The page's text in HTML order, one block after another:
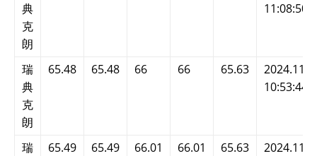
典
克
朗
11:08:50
瑞
典
克
朗
65.48 65.48 66 66 65.63
10:53:44
瑞
65.49 65.49 66.01 66.01 65.63